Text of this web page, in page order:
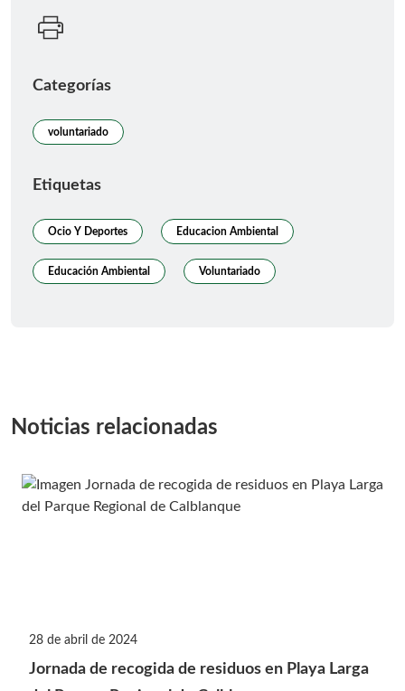
Categorías
voluntariado
Etiquetas
Ocio Y Deportes Educacion Ambiental
Educación Ambiental Voluntariado
Noticias relacionadas
28 de abril de 2024
Jornada de recogida de residuos en Playa Larga